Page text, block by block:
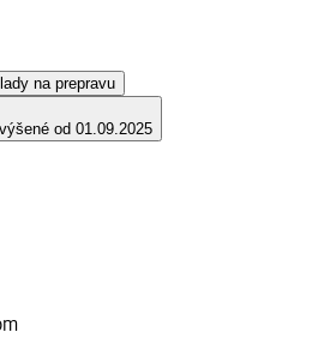
na prepravu
od 01.09.2025